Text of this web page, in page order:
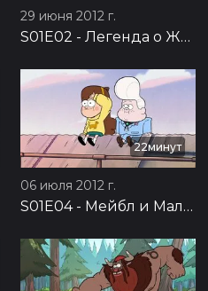
29 июня 2012 г.
S01E02 - Легенда о Живогрызе
22минут
06 июля 2012 г.
S01E04- Мейбл и Малыш Гедеон